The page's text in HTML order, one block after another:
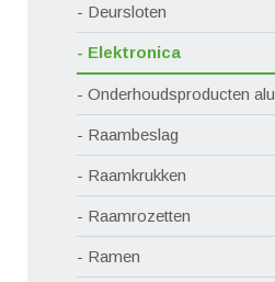
Deursloten
Elektronica
Onderhoudsproducten alu
Raambeslag
Raamkrukken
Raamrozetten
Ramen